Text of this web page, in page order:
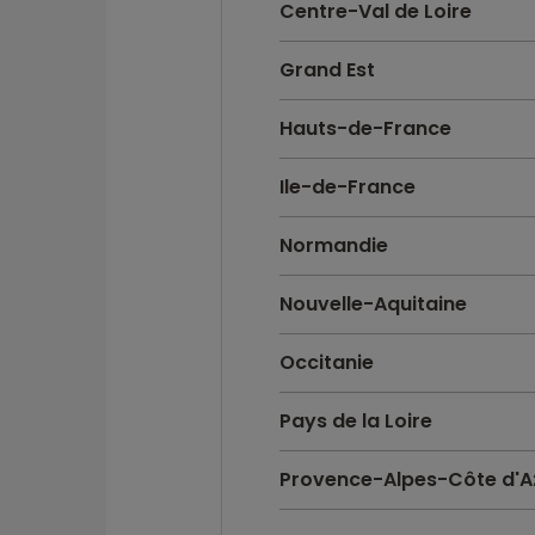
Centre-Val de Loire
Grand Est
Hauts-de-France
Ile-de-France
Normandie
Nouvelle-Aquitaine
Occitanie
Pays de la Loire
Provence-Alpes-Côte